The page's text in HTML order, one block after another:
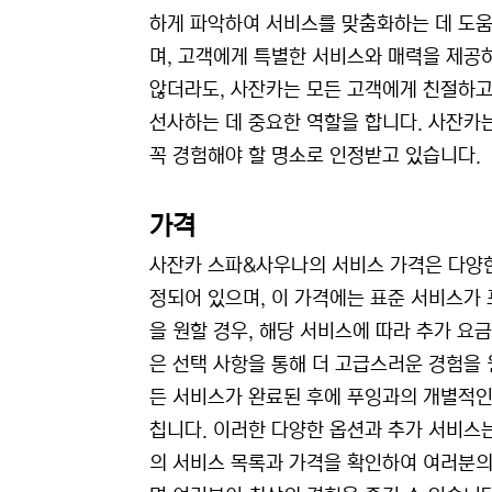
하게 파악하여 서비스를 맞춤화하는 데 도
며, 고객에게 특별한 서비스와 매력을 제
않더라도, 사잔카는 모든 고객에게 친절하
선사하는 데 중요한 역할을 합니다. 사잔
꼭 경험해야 할 명소로 인정받고 있습니다.
가격
사잔카 스파&사우나의 서비스 가격은 다
정되어 있으며, 이 가격에는 표준 서비스
을 원할 경우, 해당 서비스에 따라 추가 요
은 선택 사항을 통해 더 고급스러운 경험
든 서비스가 완료된 후에 푸잉과의 개별적
칩니다. 이러한 다양한 옵션과 추가 서비
의 서비스 목록과 가격을 확인하여 여러분